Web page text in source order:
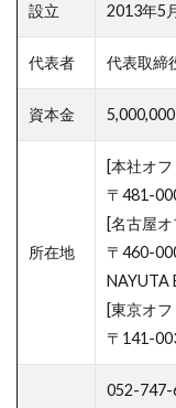
設立 2013年5
代表者 代表取締
資本金
所在地
[本社オフ
〒481-
[名古屋
〒460-
NAYUTA
[東京オフ
〒141-
052-747-